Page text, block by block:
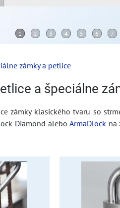
zámky a petlice
a špeciálne
zámky klasického tvaru so
Diamond alebo ArmaDlockna